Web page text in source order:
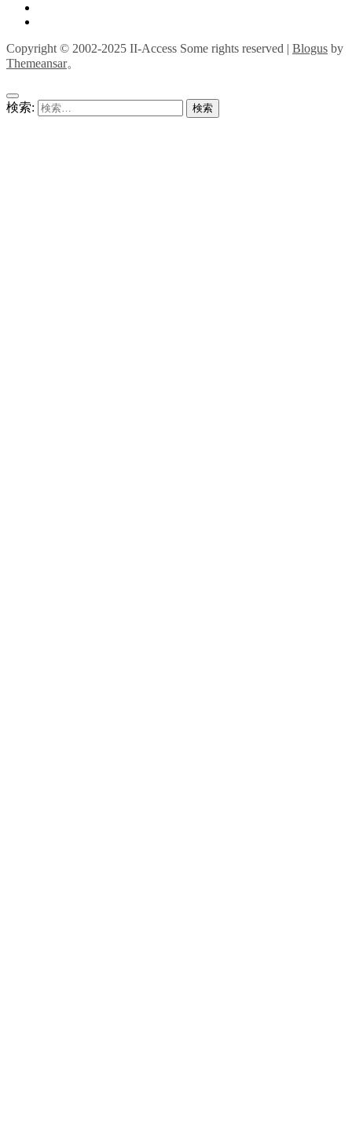
Copyright © 2002-2025 II-Access Some rights reserved | Blogus by
Themeansar。
検索: